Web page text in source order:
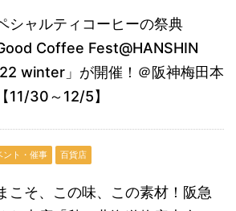
シャルティコーヒーの祭典
Good Coffee Fest@HANSHIN
winter」が開催！＠阪神梅田本
11/30～12/5】
ント・催事 百貨店
こそ、この味、この素材！阪急